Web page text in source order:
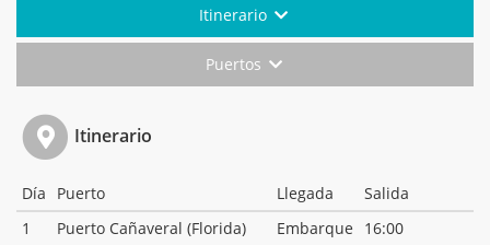
Itinerario
Puertos
Itinerario
Día Puerto Llegada
Salida
1
Puerto Cañaveral (Florida) Embarque 16:00